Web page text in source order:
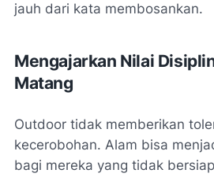
jauh dari kata membosankan.
Mengajarkan Nilai
Matang
Outdoor tidak memberikan
kecerobohan. Alam bisa
bagi mereka yang tidak